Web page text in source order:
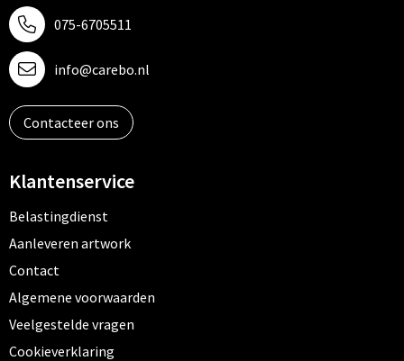
075-6705511
info@carebo.nl
Contacteer ons
Klantenservice
Belastingdienst
Aanleveren artwork
Contact
Algemene voorwaarden
Veelgestelde vragen
Cookieverklaring